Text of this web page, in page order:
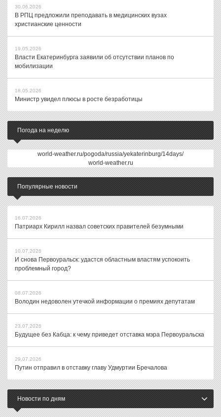
30.06.2026
В РПЦ предложили преподавать в медицинских вузах
христианские ценности
19.05.2026
Власти Екатеринбурга заявили об отсутствии планов по
мобилизации
18.05.2026
Министр увидел плюсы в росте безработицы
Погода на неделю
world-weather.ru/pogoda/russia/yekaterinburg/14days/
world-weather.ru
Популярные новости
16.07.2026
Патриарх Кирилл назвал советских правителей безумными
10.07.2026
И снова Первоуральск: удастся областным властям успокоить
проблемный город?
08.07.2026
Володин недоволен утечкой информации о премиях депутатам
23.07.2026
Будущее без Кабца: к чему приведет отставка мэра Первоуральска
29.07.2026
Путин отправил в отставку главу Удмуртии Бречалова
Новости по дням